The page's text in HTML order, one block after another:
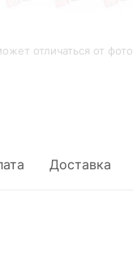
отличаться от
Доставка